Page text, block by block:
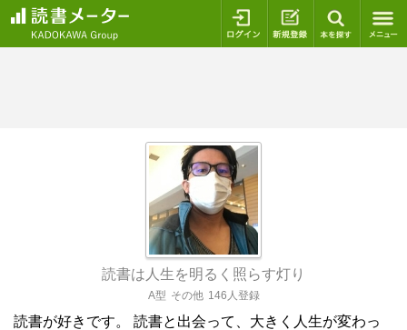
ログイン 新規登録
読書は人生を明るく照らす灯り
A型 その他 146人登録
読書が好きです。 読書と出会って、大きく人生が変わっ